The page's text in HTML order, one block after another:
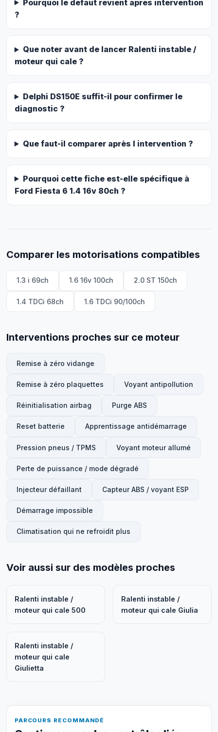
Pourquoi le defaut revient apres intervention
?
Que noter avant de lancer Ralenti instable /
moteur qui cale ?
Delphi DS150E suffit-il pour confirmer le
diagnostic ?
Que faut-il comparer après l intervention ?
Pourquoi cette fiche est-elle spécifique à
Ford Fiesta 6 1.4 16v 80ch ?
Comparer les motorisations compatibles
1.3 i 69ch 1.6 16v 100ch 2.0 ST 150ch
1.4 TDCi 68ch 1.6 TDCi 90/100ch
Interventions proches sur ce moteur
Remise à zéro vidange
Remise à zéro plaquettes Voyant antipollution
Réinitialisation airbag Purge ABS
Reset batterie Apprentissage antidémarrage
Pression pneus / TPMS Voyant moteur allumé
Perte de puissance / mode dégradé
Injecteur défaillant Capteur ABS / voyant ESP
Démarrage impossible
Climatisation qui ne refroidit plus
Voir aussi sur des modèles proches
Ralenti instable /
moteur qui cale 500
Ralenti instable /
moteur qui cale Giulia
Ralenti instable /
moteur qui cale
Giulietta
PARCOURS RECOMMANDÉ